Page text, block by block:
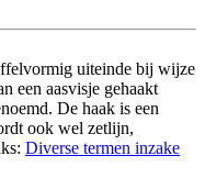
uiteinde bij wijze
een aasvisje gehaakt
De haak is een
ook wel zetlijn,
Diverse termen inzake